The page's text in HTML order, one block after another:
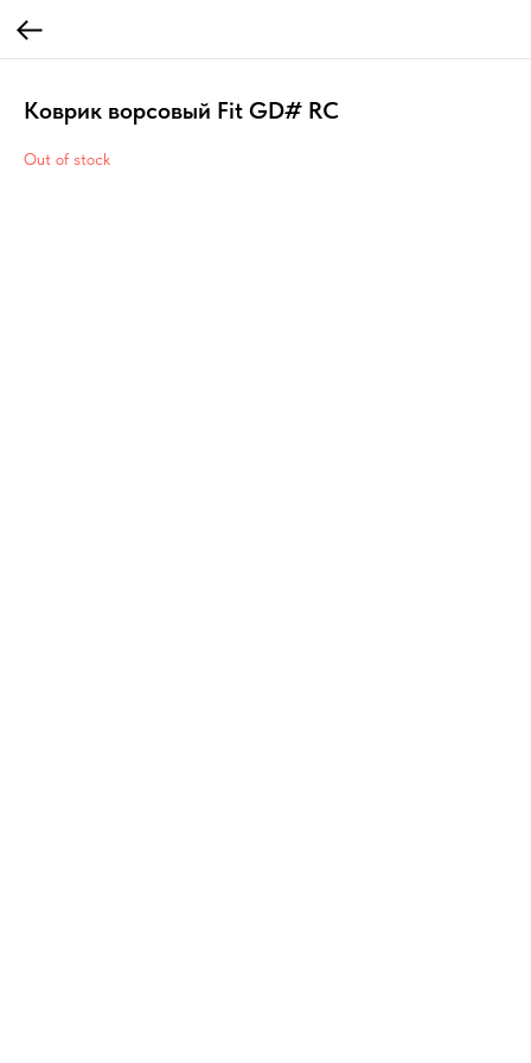
Коврик ворсовый Fit GD# RC
Out of stock